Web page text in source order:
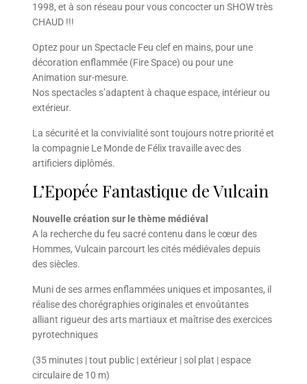
1998, et à son réseau pour vous concocter un SHOW très
CHAUD !!!
Optez pour un Spectacle Feu clef en mains, pour une
décoration enflammée (Fire Space) ou pour une
Animation sur-mesure.
Nos spectacles s’adaptent à chaque espace, intérieur ou
extérieur.
La sécurité et la convivialité sont toujours notre priorité et
la compagnie Le Monde de Félix travaille avec des
artificiers diplômés.
L’Epopée Fantastique de Vulcain
Nouvelle création sur le thème médiéval
A la recherche du feu sacré contenu dans le cœur des
Hommes, Vulcain parcourt les cités médiévales depuis
des siècles.
Muni de ses armes enflammées uniques et imposantes, il
réalise des chorégraphies originales et envoûtantes
alliant rigueur des arts martiaux et maîtrise des exercices
pyrotechniques
(35 minutes | tout public | extérieur | sol plat | espace
circulaire de 10 m)